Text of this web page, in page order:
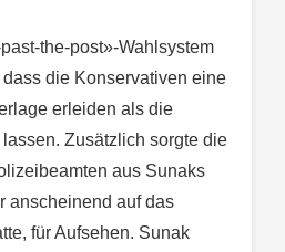
the-post»-Wahlsystem
die Konservativen eine
erleiden als die
Zusätzlich sorgte die
aus Sunaks
anscheinend auf das
für Aufsehen. Sunak